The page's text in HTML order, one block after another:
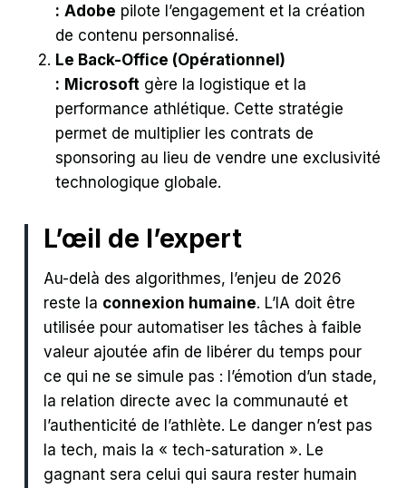
: Adobe pilote l’engagement et la création
de contenu personnalisé.
Le Back-Office (Opérationnel)
: Microsoft gère la logistique et la
performance athlétique. Cette stratégie
permet de multiplier les contrats de
sponsoring au lieu de vendre une exclusivité
technologique globale.
L’œil de l’expert
Au-delà des algorithmes, l’enjeu de 2026
reste la connexion humaine. L’IA doit être
utilisée pour automatiser les tâches à faible
valeur ajoutée afin de libérer du temps pour
ce qui ne se simule pas : l’émotion d’un stade,
la relation directe avec la communauté et
l’authenticité de l’athlète. Le danger n’est pas
la tech, mais la « tech-saturation ». Le
gagnant sera celui qui saura rester humain